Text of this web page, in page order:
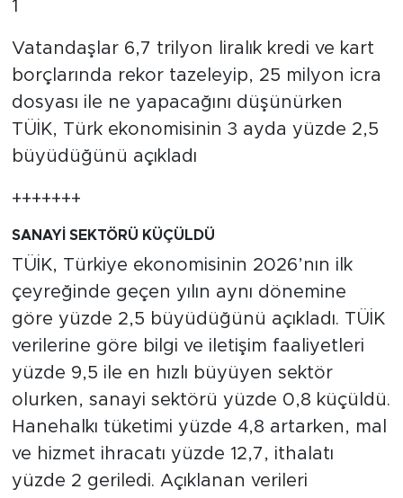
Vatandaşlar 6,7 trilyon liralık kredi ve kart
borçlarında rekor tazeleyip, 25 milyon icra
dosyası ile ne yapacağını düşünürken
TÜİK, Türk ekonomisinin 3 ayda yüzde 2,5
büyüdüğünü açıkladı
+++++++
SANAYİ SEKTÖRÜ KÜÇÜLDÜ
TÜİK, Türkiye ekonomisinin 2026’nın ilk
çeyreğinde geçen yılın aynı dönemine
göre yüzde 2,5 büyüdüğünü açıkladı. TÜİK
verilerine göre bilgi ve iletişim faaliyetleri
yüzde 9,5 ile en hızlı büyüyen sektör
olurken, sanayi sektörü yüzde 0,8 küçüldü.
Hanehalkı tüketimi yüzde 4,8 artarken, mal
ve hizmet ihracatı yüzde 12,7, ithalatı
yüzde 2 geriledi. Açıklanan verileri
FOTO GALERİ
VİDEOLAR